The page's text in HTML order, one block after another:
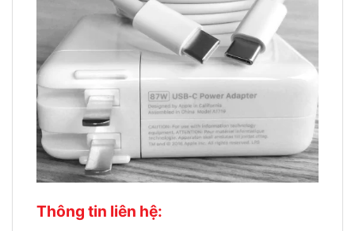
Thông tin liên hệ: